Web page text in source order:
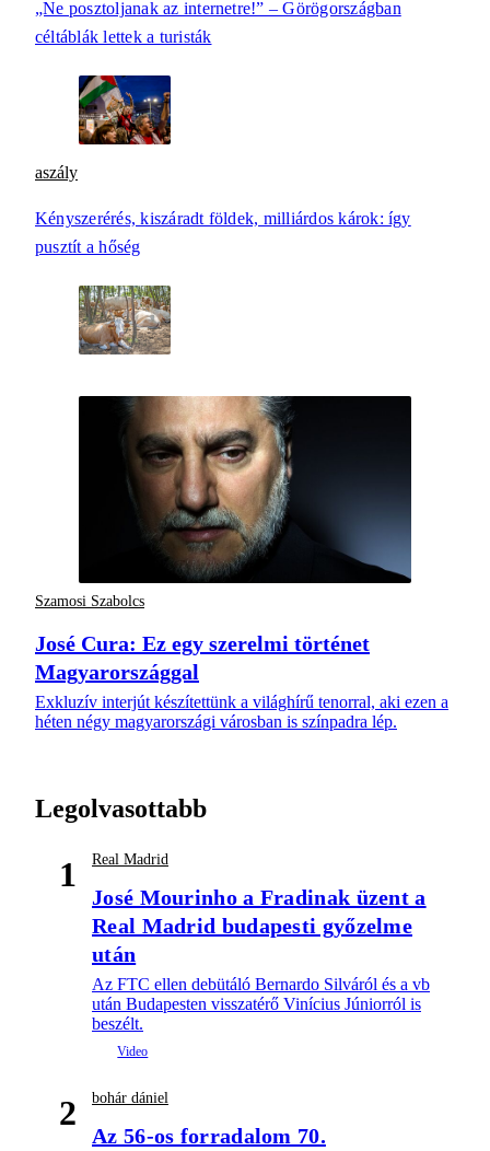
„Ne posztoljanak az internetre!” – Görögországban
céltáblák lettek a turisták
aszály
Kényszerérés, kiszáradt földek, milliárdos károk: így
pusztít a hőség
Szamosi Szabolcs
José Cura: Ez egy szerelmi történet
Magyarországgal
Exkluzív interjút készítettünk a világhírű tenorral, aki ezen a
héten négy magyarországi városban is színpadra lép.
Legolvasottabb
1 Real Madrid
José Mourinho a Fradinak üzent a
Real Madrid budapesti győzelme
után
Az FTC ellen debütáló Bernardo Silváról és a vb
után Budapesten visszatérő Vinícius Júniorról is
beszélt.
2 bohár dániel
Az 56-os forradalom 70.